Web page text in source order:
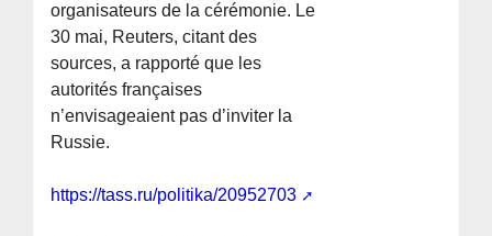
organisateurs de la cérémonie. Le
30 mai, Reuters, citant des
sources, a rapporté que les
autorités françaises
n’envisageaient pas d’inviter la
Russie.
https://tass.ru/politika/20952703